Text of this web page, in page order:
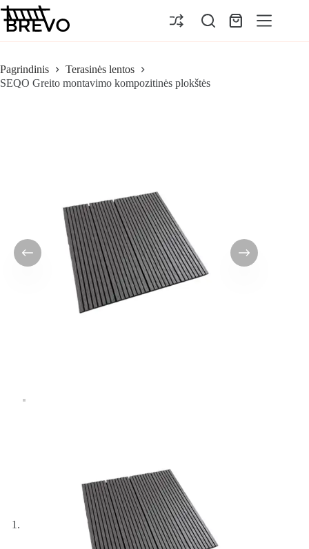
Pereiti
prie
turinio
Pirkinių
Pagrindinis
Terasinės lentos
SEQO Greito montavimo kompozitinės plokštės